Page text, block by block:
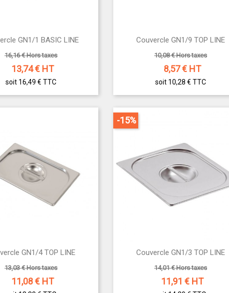
Aperçu rapide
GN1/1 BASIC LINE
16,16 € Hors taxes
13,74€ HT
soit 16,49 € TTC
Aperçu rapide
Couvercle GN1/9 TOP LINE
10,08 € Hors taxes
8,57€ HT
soit 10,28 € TTC
Aperçu rapide
GN1/4 TOP LINE
13,03 € Hors taxes
11,08€ HT
Aperçu rapide
Couvercle GN1/3 TOP LINE
14,01 € Hors taxes
11,91€ HT
-15%